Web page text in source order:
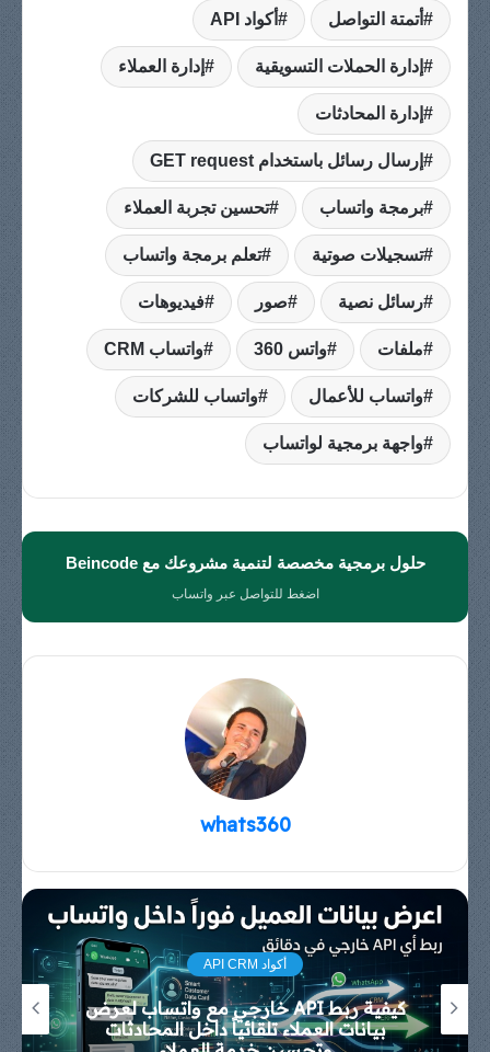
أتمتة التواصل أكواد API
إدارة الحملات التسويقية إدارة العملاء
إدارة المحادثات
إرسال رسائل باستخدام GET request
برمجة واتساب تحسين تجربة العملاء
تسجيلات صوتية تعلم برمجة واتساب
رسائل نصية صور فيديوهات
ملفات واتس 360 واتساب CRM
واتساب للأعمال واتساب للشركات
واجهة برمجية لواتساب
حلول برمجية مخصصة لتنمية مشروعك مع Beincode
اضغط للتواصل عبر واتساب
whats360
أكواد API CRM
إنشاء روبوت محادثة (Chatbot) باستخدام
WhatsApp